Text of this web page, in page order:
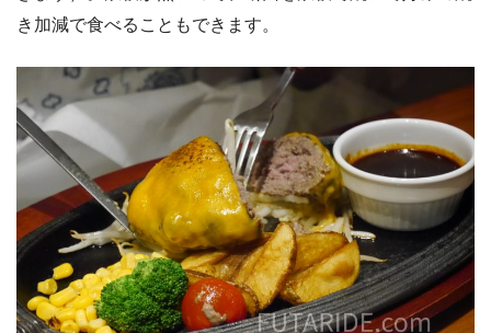
き加減で食べることもできます。